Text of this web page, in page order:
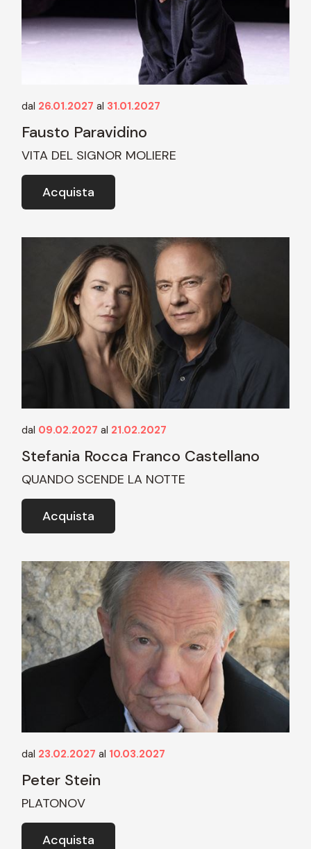
dal 26.01.2027 al 31.01.2027
Fausto Paravidino
VITA DEL SIGNOR MOLIERE
Acquista
dal 09.02.2027 al 21.02.2027
Stefania Rocca Franco Castellano
QUANDO SCENDE LA NOTTE
Acquista
dal 23.02.2027 al 10.03.2027
Peter Stein
PLATONOV
Acquista